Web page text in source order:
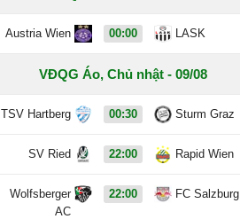
Austria Wien 00:00 LASK
VĐQG Áo, Chủ nhật - 09/08
TSV Hartberg 00:30 Sturm Graz
SV Ried 22:00 Rapid Wien
Wolfsberger
AC
22:00 FC Salzburg